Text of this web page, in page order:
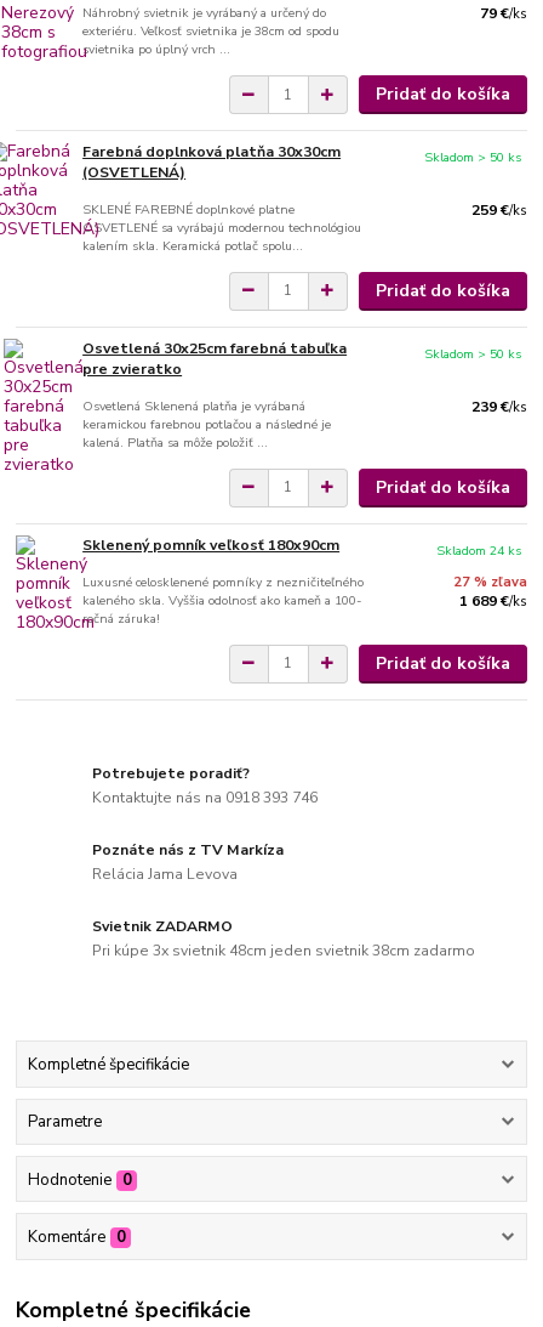
Náhrobný svietnik je vyrábaný a určený do
exteriéru. Veľkosť svietnika je 38cm od spodu
svietnika po úplný vrch ...
79 €/ks
Pridať do košíka
Farebná doplnková platňa 30x30cm
(OSVETLENÁ)
SKLENÉ FAREBNÉ doplnkové platne
OSVETLENÉ sa vyrábajú modernou technológiou
kalením skla. Keramická potlač spolu...
259 €/ks
Skladom > 50 ks
Pridať do košíka
Osvetlená 30x25cm farebná tabuľka
pre zvieratko
Osvetlená Sklenená platňa je vyrábaná
keramickou farebnou potlačou a následné je
kalená. Platňa sa môže položiť ...
239 €/ks
Skladom > 50 ks
Pridať do košíka
Sklenený pomník veľkosť 180x90cm
Luxusné celosklenené pomníky z nezničiteľného
kaleného skla. Vyššia odolnosť ako kameň a 100-
ročná záruka!
27 % zľava
1 689 €/ks
Skladom 24 ks
Pridať do košíka
Potrebujete poradiť?
Kontaktujte nás na 0918 393 746
Poznáte nás z TV Markíza
Relácia Jama Levova
Svietnik ZADARMO
Pri kúpe 3x svietnik 48cm jeden svietnik 38cm zadarmo
Kompletné špecifikácie
Parametre
Hodnotenie 0
Komentáre 0
Kompletné špecifikácie